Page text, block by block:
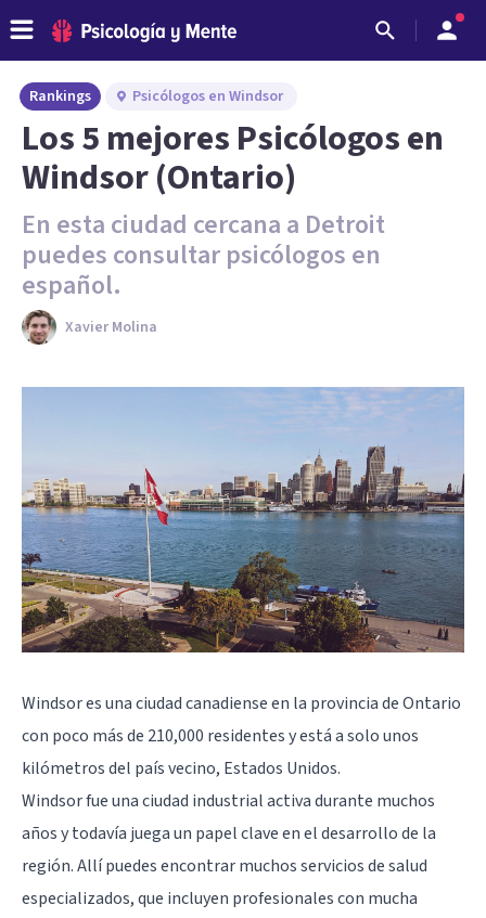
Rankings Psicólogos en Windsor
Los 5 mejores Psicólogos en
Windsor (Ontario)
En esta ciudad cercana a Detroit
puedes consultar psicólogos en
español.
Xavier Molina
Windsor es una ciudad canadiense en la provincia de Ontario
con poco más de 210,000 residentes y está a solo unos
kilómetros del país vecino, Estados Unidos.
Windsor fue una ciudad industrial activa durante muchos
años y todavía juega un papel clave en el desarrollo de la
región. Allí puedes encontrar muchos servicios de salud
especializados, que incluyen profesionales con mucha